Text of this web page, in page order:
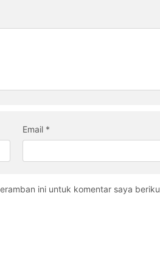
Email *
ini untuk komentar saya